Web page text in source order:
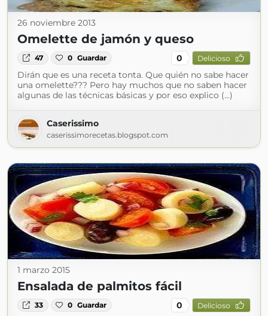
26 noviembre 2013
Omelette de jamón y queso
47 0 Guardar 0 Delicioso
Dirán que es una receta tonta. Que quién no sabe hacer
una omelette??? Pero hay muchos que no saben hacer
algunas de las técnicas básicas y por eso explico (...)
Caserissimo
caserissimorecetas.blogspot.com
1 marzo 2015
Ensalada de palmitos fácil
33 0 Guardar 0 Delicioso